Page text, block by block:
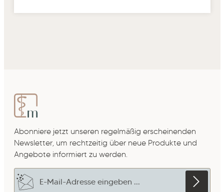
Abonniere jetzt unseren regelmäßig erscheinenden
Newsletter, um rechtzeitig über neue Produkte und
Angebote informiert zu werden.
E-Mail-Adresse*